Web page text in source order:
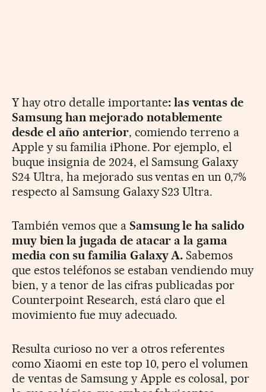
Y hay otro detalle importante: las ventas de
Samsung han mejorado notablemente
desde el año anterior, comiendo terreno a
Apple y su familia iPhone. Por ejemplo, el
buque insignia de 2024, el Samsung Galaxy
S24 Ultra, ha mejorado sus ventas en un 0,7%
respecto al Samsung Galaxy S23 Ultra.
También vemos que a Samsung le ha salido
muy bien la jugada de atacar a la gama
media con su familia Galaxy A. Sabemos
que estos teléfonos se estaban vendiendo muy
bien, y a tenor de las cifras publicadas por
Counterpoint Research, está claro que el
movimiento fue muy adecuado.
Resulta curioso no ver a otros referentes
como Xiaomi en este top 10, pero el volumen
de ventas de Samsung y Apple es colosal, por